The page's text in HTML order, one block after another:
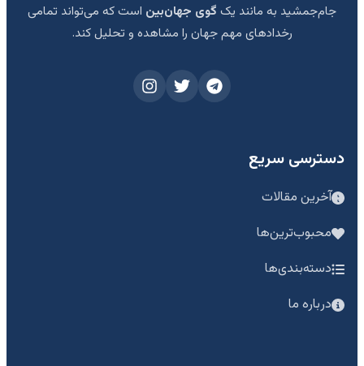
جام‌جمشید به مانند یک گوی جهان‌بین است که می‌تواند تمامی
رخدادهای مهم جهان را مشاهده و تحلیل کند.
دسترسی سریع
آخرین مقالات
محبوب‌ترین‌ها
دسته‌بندی‌ها
درباره ما